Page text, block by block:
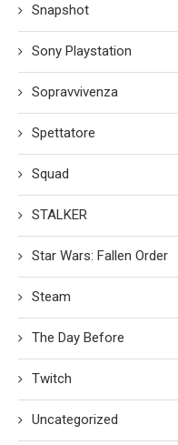
Snapshot
Sony Playstation
Sopravvivenza
Spettatore
Squad
STALKER
Star Wars: Fallen Order
Steam
The Day Before
Twitch
Uncategorized